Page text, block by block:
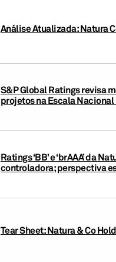
Análise Atualizada: Natura
S&P Global Ratings revisa
projetos na Escala
Ratings ‘BB’ e ‘brAAA’ da
controladora; perspectiva
Tear Sheet: Natura & Co